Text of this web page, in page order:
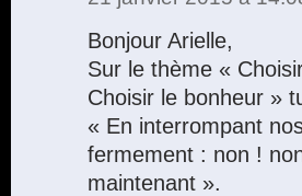
Bonjour Arielle,
Sur le thème «
Choisir le bonheur »
« En interrompant
fermement : non !
maintenant ».